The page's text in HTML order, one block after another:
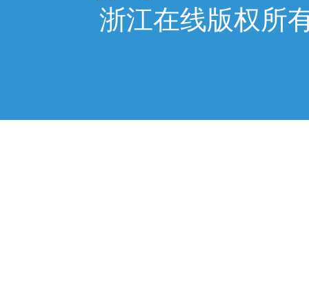
浙江在线版权所